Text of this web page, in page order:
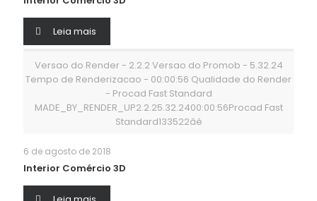
Leia mais
Versao do Render - 2.2.2 Versao do Promob - 5.32.24
Tempo de Renderizacao - 00:00:56 Qualidade do Render
- Procad Fast Standard
MADE_BY_RENDER_UP2.2.25.32.2400:00:56Procad Fast
Standard133522âé
6 de agosto de 2018
Interior Comércio 3D